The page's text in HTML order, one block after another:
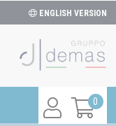
ENGLISH VERSION
0